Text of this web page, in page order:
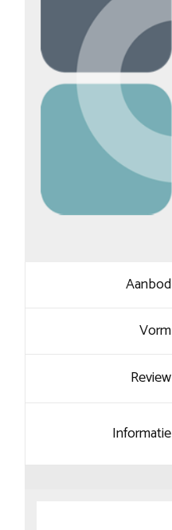
Aanbod
Vorm
Review
Informatie